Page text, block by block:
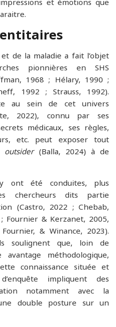
de la maladie a fait l’objet
pionnières en SHS
1968 ; Hélary, 1990 ;
1992 ; Strauss, 1992).
au sein de cet univers
2022), connu par ses
médicaux, ses règles,
etc. peut exposer tout
outsider(Balla, 2024) à de
ont été conduites, plus
chercheurs dits partie
(Castro, 2022 ; Chebab,
Fournier & Kerzanet, 2005,
& Winance, 2023).
soulignent que, loin de
méthodologique,
connaissance située et
impliquent des
notamment avec la
double posture sur un